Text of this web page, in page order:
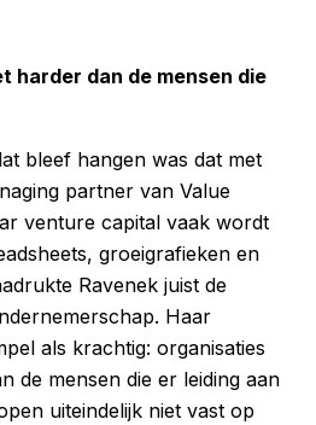
harder dan de mensen die
bleef hangen was dat met
partner van Value
venture capital vaak wordt
groeigrafieken en
Ravenek juist de
Haar
als krachtig: organisaties
de mensen die er leiding aan
uiteindelijk niet vast op